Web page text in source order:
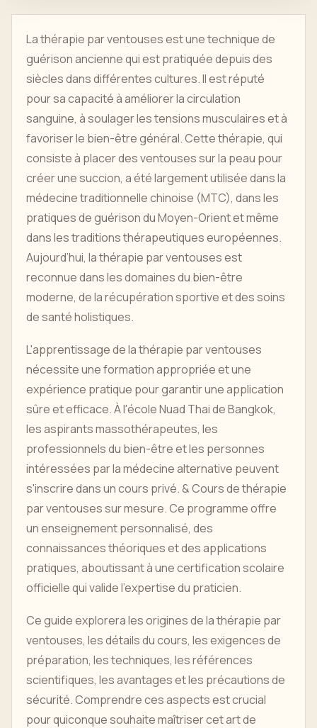
La thérapie par ventouses est une technique de
guérison ancienne qui est pratiquée depuis des
siècles dans différentes cultures. Il est réputé
pour sa capacité à améliorer la circulation
sanguine, à soulager les tensions musculaires et à
favoriser le bien-être général. Cette thérapie, qui
consiste à placer des ventouses sur la peau pour
créer une succion, a été largement utilisée dans la
médecine traditionnelle chinoise (MTC), dans les
pratiques de guérison du Moyen-Orient et même
dans les traditions thérapeutiques européennes.
Aujourd’hui, la thérapie par ventouses est
reconnue dans les domaines du bien-être
moderne, de la récupération sportive et des soins
de santé holistiques.
L'apprentissage de la thérapie par ventouses
nécessite une formation appropriée et une
expérience pratique pour garantir une application
sûre et efficace. À l'école Nuad Thai de Bangkok,
les aspirants massothérapeutes, les
professionnels du bien-être et les personnes
intéressées par la médecine alternative peuvent
s'inscrire dans un cours privé. & Cours de thérapie
par ventouses sur mesure. Ce programme offre
un enseignement personnalisé, des
connaissances théoriques et des applications
pratiques, aboutissant à une certification scolaire
officielle qui valide l'expertise du praticien.
Ce guide explorera les origines de la thérapie par
ventouses, les détails du cours, les exigences de
préparation, les techniques, les références
scientifiques, les avantages et les précautions de
sécurité. Comprendre ces aspects est crucial
pour quiconque souhaite maîtriser cet art de